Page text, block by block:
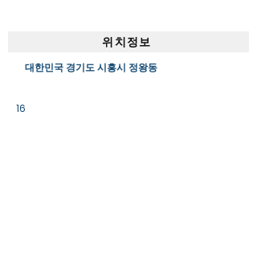
위치정보
대한민국 경기도 시흥시 정왕동
16